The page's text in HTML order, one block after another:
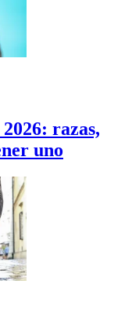
razas,
uno